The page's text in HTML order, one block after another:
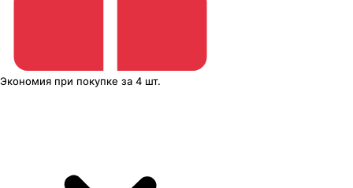
Экономия при покупке за 4 шт.